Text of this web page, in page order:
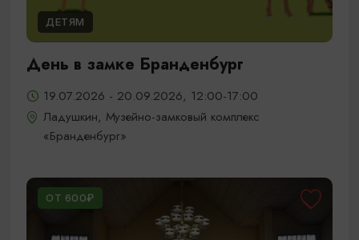
ДЕТЯМ
День в замке Бранденбург
19.07.2026 - 20.09.2026, 12:00-17:00
Ладушкин, Музейно-замковый комплекс
«Бранденбург»
ОТ 600₽